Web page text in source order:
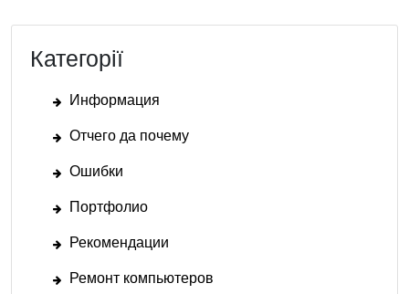
Категорії
Информация
Отчего да почему
Ошибки
Портфолио
Рекомендации
Ремонт компьютеров